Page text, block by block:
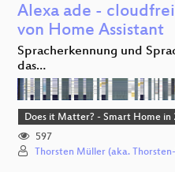
Alexa ade -
von Home Assistant
Spracherkennung und
das…
Does it Matter? - Smart Home in
597
Thorsten Müller (aka.